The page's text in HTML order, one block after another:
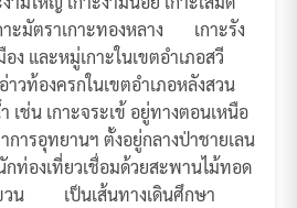
มัตราเกาะทองหลาง เกาะรัง
อง และหมู่เกาะในเขตอำเภอสวี
าวท้องครกในเขตอำเภอหลังสวน
เช่น เกาะจระเข้ อยู่ทางตอนเหนือ
ารอุทยานฯ ตั้งอยู่กลางป่าชายเลน
ท่องเที่ยวเชื่อมด้วยสะพานไม้ทอด
วน เป็นเส้นทางเดินศึกษา